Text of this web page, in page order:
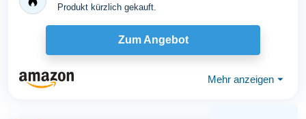
Produkt kürzlich gekauft.
Zum Angebot
Mehr anzeigen ⏷